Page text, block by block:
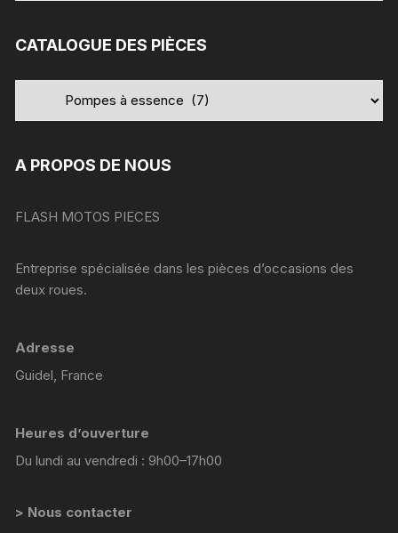
CATALOGUE DES PIÈCES
A PROPOS DE NOUS
FLASH MOTOS PIECES
Entreprise spécialisée dans les pièces d’occasions des
deux roues.
Adresse
Guidel, France
Heures d’ouverture
Du lundi au vendredi : 9h00–17h00
> Nous contacter